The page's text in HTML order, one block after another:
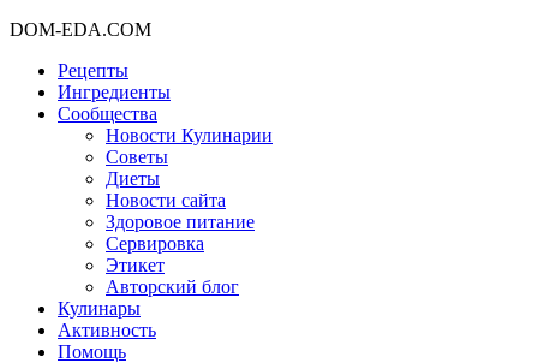
DOM-EDA.COM
Рецепты
Ингредиенты
Сообщества
Новости Кулинарии
Советы
Диеты
Новости сайта
Здоровое питание
Сервировка
Этикет
Авторский блог
Кулинары
Активность
Помощь